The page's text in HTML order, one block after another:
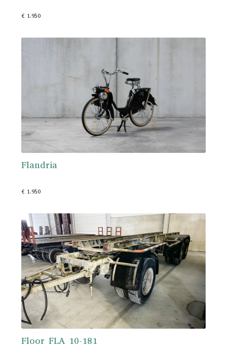
€ 1.950
Flandria
€ 1.950
Floor FLA 10-181